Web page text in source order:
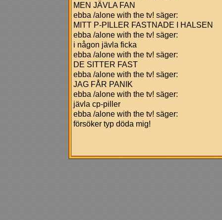
MEN JÄVLA FAN
ebba /alone with the tv! säger:
MITT P-PILLER FASTNADE I HALSEN
ebba /alone with the tv! säger:
i någon jävla ficka
ebba /alone with the tv! säger:
DE SITTER FAST
ebba /alone with the tv! säger:
JAG FÅR PANIK
ebba /alone with the tv! säger:
jävla cp-piller
ebba /alone with the tv! säger:
försöker typ döda mig!